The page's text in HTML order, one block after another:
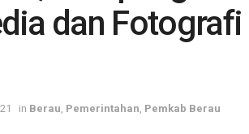
dan
in Berau, Pemerintahan, Pemkab Berau